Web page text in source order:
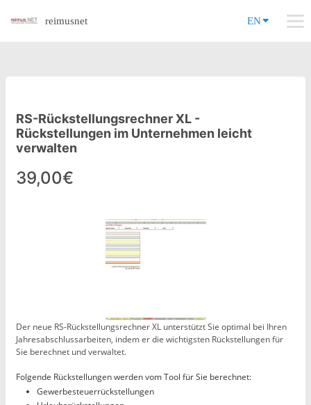
reimusnet EN
RS-Rückstellungsrechner XL -
Rückstellungen im Unternehmen leicht
verwalten
39,00€
Der neue RS-Rückstellungsrechner XL unterstützt Sie optimal bei Ihren
Jahresabschlussarbeiten, indem er die wichtigsten Rückstellungen für
Sie berechnet und verwaltet.
Folgende Rückstellungen werden vom Tool für Sie berechnet:
Gewerbesteuerrückstellungen